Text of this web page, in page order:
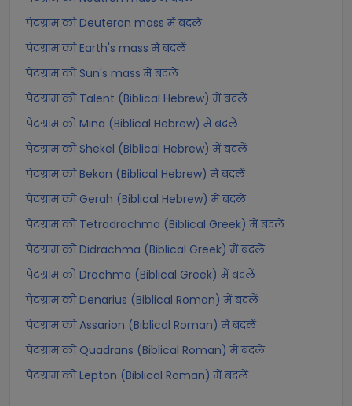
पेटग्राम को Deuteron mass में बदलें
पेटग्राम को Earth's mass में बदलें
पेटग्राम को Sun's mass में बदलें
पेटग्राम को Talent (Biblical Hebrew) में बदलें
पेटग्राम को Mina (Biblical Hebrew) में बदलें
पेटग्राम को Shekel (Biblical Hebrew) में बदलें
पेटग्राम को Bekan (Biblical Hebrew) में बदलें
पेटग्राम को Gerah (Biblical Hebrew) में बदलें
पेटग्राम को Tetradrachma (Biblical Greek) में बदलें
पेटग्राम को Didrachma (Biblical Greek) में बदलें
पेटग्राम को Drachma (Biblical Greek) में बदलें
पेटग्राम को Denarius (Biblical Roman) में बदलें
पेटग्राम को Assarion (Biblical Roman) में बदलें
पेटग्राम को Quadrans (Biblical Roman) में बदलें
पेटग्राम को Lepton (Biblical Roman) में बदलें